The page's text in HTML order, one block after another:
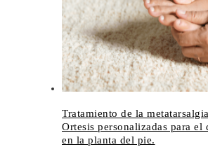
Tratamiento de la
Ortesis personalizadas para el
en la planta del pie.